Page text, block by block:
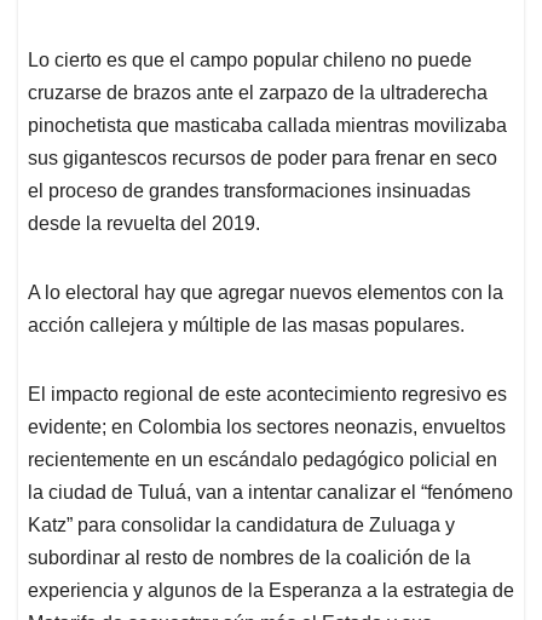
Lo cierto es que el campo popular chileno no puede
cruzarse de brazos ante el zarpazo de la ultraderecha
pinochetista que masticaba callada mientras movilizaba
sus gigantescos recursos de poder para frenar en seco
el proceso de grandes transformaciones insinuadas
desde la revuelta del 2019.
A lo electoral hay que agregar nuevos elementos con la
acción callejera y múltiple de las masas populares.
El impacto regional de este acontecimiento regresivo es
evidente; en Colombia los sectores neonazis, envueltos
recientemente en un escándalo pedagógico policial en
la ciudad de Tuluá, van a intentar canalizar el “fenómeno
Katz” para consolidar la candidatura de Zuluaga y
subordinar al resto de nombres de la coalición de la
experiencia y algunos de la Esperanza a la estrategia de